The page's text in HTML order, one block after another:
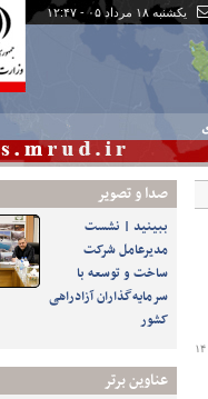
یکشنبه ۱۸ مرداد ۰۵ - ۱۲:۴۷
صدا و تصوير
ببینید | نشست
مدیرعامل شرکت
ساخت و توسعه با
سرمایه‌گذاران آزادراهی
کشور
عناوین برتر